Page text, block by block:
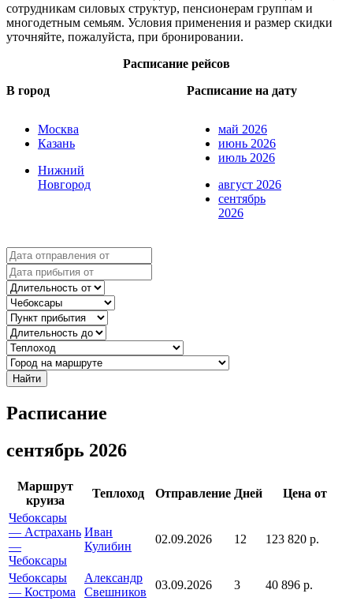
сотрудникам силовых структур, пенсионерам группам и
многодетным семьям. Условия применения и размер скидки
уточняйте, пожалуйста, при бронировании.
Расписание рейсов
В город
Расписание на дату
Москва
Казань
Нижний
Новгород
май 2026
июнь 2026
июль 2026
август 2026
сентябрь
2026
Найти
Расписание
сентябрь 2026
Маршрут
круиза
Теплоход Отправление Дней
Цена от
Чебоксары
— Астрахань
—
Чебоксары
Иван
Кулибин
02.09.2026 12 123 820 р.
Чебоксары
— Кострома
Александр
Свешников
03.09.2026 3
40 896 р.